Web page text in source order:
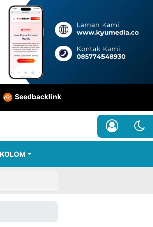
Seedbacklink
KOLOM